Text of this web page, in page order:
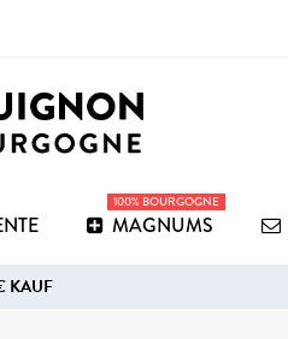
MAGNUMS
100% BOURGOGNE
KAUF